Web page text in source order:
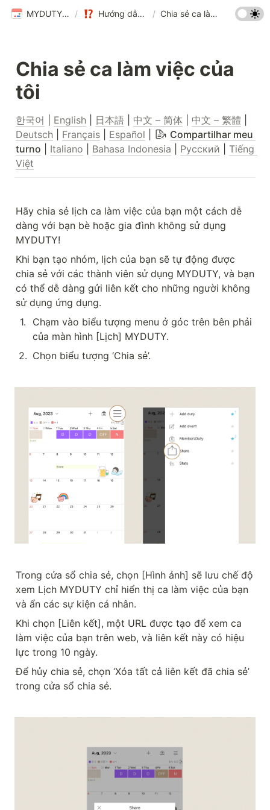
MYDUTY Help Center / Hướng dẫn sử dụng MYDUTY / Chia sẻ ca làm việc của tôi
Chia sẻ ca làm việc của
tôi
한국어 English 日本語 中文 – 简体 中文 – 繁體
Deutsch
Français Español
Compartilhar meu
turno
Italiano Bahasa Indonesia Русский
Tiếng
Việt
Hãy chia sẻ lịch ca làm việc của bạn một cách dễ
dàng với bạn bè hoặc gia đình không sử dụng
MYDUTY!
Khi bạn tạo nhóm, lịch của bạn sẽ tự động được
chia sẻ với các thành viên sử dụng MYDUTY, và bạn
có thể dễ dàng gửi liên kết cho những người không
sử dụng ứng dụng.
1.
Chạm vào biểu tượng menu ở góc trên bên phải
của màn hình [Lịch] MYDUTY.
2. Chọn biểu tượng ‘Chia sẻ’.
Trong cửa sổ chia sẻ, chọn [Hình ảnh] sẽ lưu chế độ
xem Lịch MYDUTY chỉ hiển thị ca làm việc của bạn
và ẩn các sự kiện cá nhân.
Khi chọn [Liên kết], một URL được tạo để xem ca
làm việc của bạn trên web, và liên kết này có hiệu
lực trong 10 ngày.
Để hủy chia sẻ, chọn ‘Xóa tất cả liên kết đã chia sẻ’
trong cửa sổ chia sẻ.